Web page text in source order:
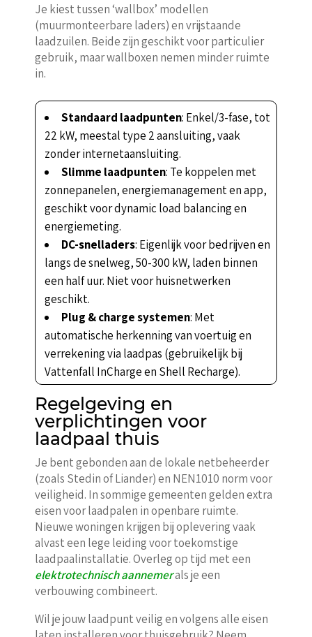
Je kiest tussen ‘wallbox’ modellen
(muurmonteerbare laders) en vrijstaande
laadzuilen. Beide zijn geschikt voor particulier
gebruik, maar wallboxen nemen minder ruimte
in.
Standaard laadpunten: Enkel/3-fase, tot
22 kW, meestal type 2 aansluiting, vaak
zonder internetaansluiting.
Slimme laadpunten: Te koppelen met
zonnepanelen, energiemanagement en app,
geschikt voor dynamic load balancing en
energiemeting.
DC-snelladers: Eigenlijk voor bedrijven en
langs de snelweg, 50-300 kW, laden binnen
een half uur. Niet voor huisnetwerken
geschikt.
Plug & charge systemen: Met
automatische herkenning van voertuig en
verrekening via laadpas (gebruikelijk bij
Vattenfall InCharge en Shell Recharge).
Regelgeving en
verplichtingen voor
laadpaal thuis
Je bent gebonden aan de lokale netbeheerder
(zoals Stedin of Liander) en NEN1010 norm voor
veiligheid. In sommige gemeenten gelden extra
eisen voor laadpalen in openbare ruimte.
Nieuwe woningen krijgen bij oplevering vaak
alvast een lege leiding voor toekomstige
laadpaalinstallatie. Overleg op tijd met een
elektrotechnisch aannemerals je een
verbouwing combineert.
Wil je jouw laadpunt veilig en volgens alle eisen